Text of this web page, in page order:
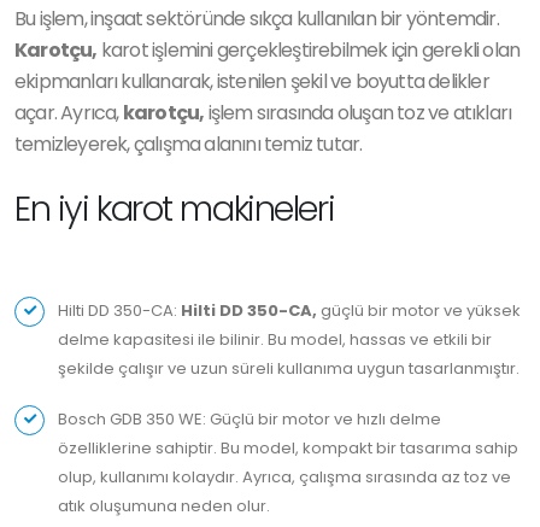
Bu işlem, inşaat sektöründe sıkça kullanılan bir yöntemdir.
Karotçu, karot işlemini gerçekleştirebilmek için gerekli olan
ekipmanları kullanarak, istenilen şekil ve boyutta delikler
açar. Ayrıca,karotçu,işlem sırasında oluşan toz ve atıkları
temizleyerek, çalışma alanını temiz tutar.
En iyi karot makineleri
Hilti DD 350-CA: Hilti DD 350-CA, güçlü bir motor ve yüksek
delme kapasitesi ile bilinir. Bu model, hassas ve etkili bir
şekilde çalışır ve uzun süreli kullanıma uygun tasarlanmıştır.
Bosch GDB 350 WE: Güçlü bir motor ve hızlı delme
özelliklerine sahiptir. Bu model, kompakt bir tasarıma sahip
olup, kullanımı kolaydır. Ayrıca, çalışma sırasında az toz ve
atık oluşumuna neden olur.